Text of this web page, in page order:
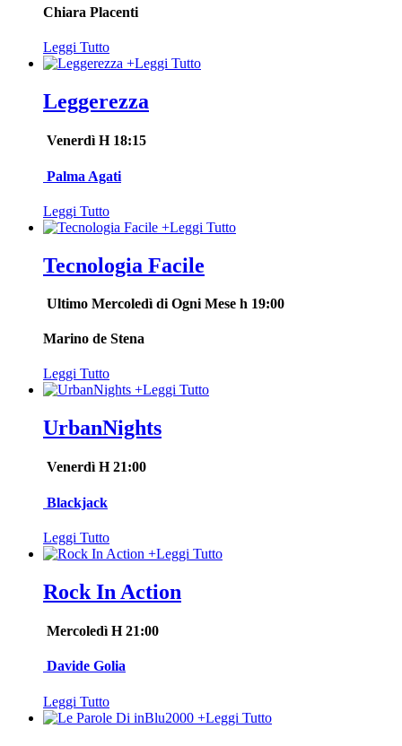
Chiara Placenti
Leggi Tutto
+Leggi Tutto
Leggerezza
Venerdì H 18:15
Palma Agati
Leggi Tutto
+Leggi Tutto
Tecnologia Facile
Ultimo Mercoledì di Ogni Mese h 19:00
Marino de Stena
Leggi Tutto
+Leggi Tutto
UrbanNights
Venerdì H 21:00
Blackjack
Leggi Tutto
+Leggi Tutto
Rock In Action
Mercoledì H 21:00
Davide Golia
Leggi Tutto
+Leggi Tutto